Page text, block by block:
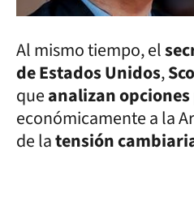
Al mismo tiempo, el
de Estados Unidos,
queanalizan opciones
económicamente a la
de latensión